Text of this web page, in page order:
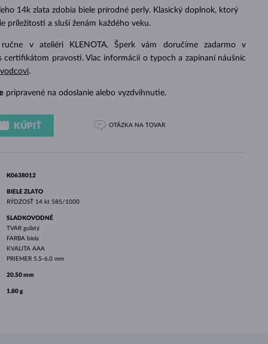
VÝNIMOČNÝ
LÁSKA
KRÁSOU
TURMALÍNY
VLTAVÍNY
PRE BÁBÄTKÁ
SVADOBNÉ
KRÁSNE
MINERÁLY
PERLOVÉ PRÍVESKY
BIELE ZLATO
ŽLTÉ ZLATO
PRÍVESKY
NÁRAMKY
ELEGANCIA
VLTAVÍNY
MINERÁLY
SVADOBNÉ
ŽLTÉ ZLATO
ŠPERKY
KRÁSU
KOLEKCIE
14k zlata zdobia biele prírodné perly. Klasický doplnok, ktorý
príležitosti a sluší ženám každého veku.
ručne v ateliéri KLENOTA. Šperk vám doručíme zadarmo v
certifikátom pravosti. Viac informácií o typoch a zapínaní náušníc
.
pripravené na odoslanie alebo vyzdvihnutie.
KÚPIŤ OTÁZKA NA TOVAR
K0638012
BIELE ZLATO
RÝDZOSŤ 14 kt 585/1000
SLADKOVODNÉ
TVAR guľatý
FARBA biela
KVALITA AAA
PRIEMER 5.5-6.0 mm
20.50 mm
1.80 g